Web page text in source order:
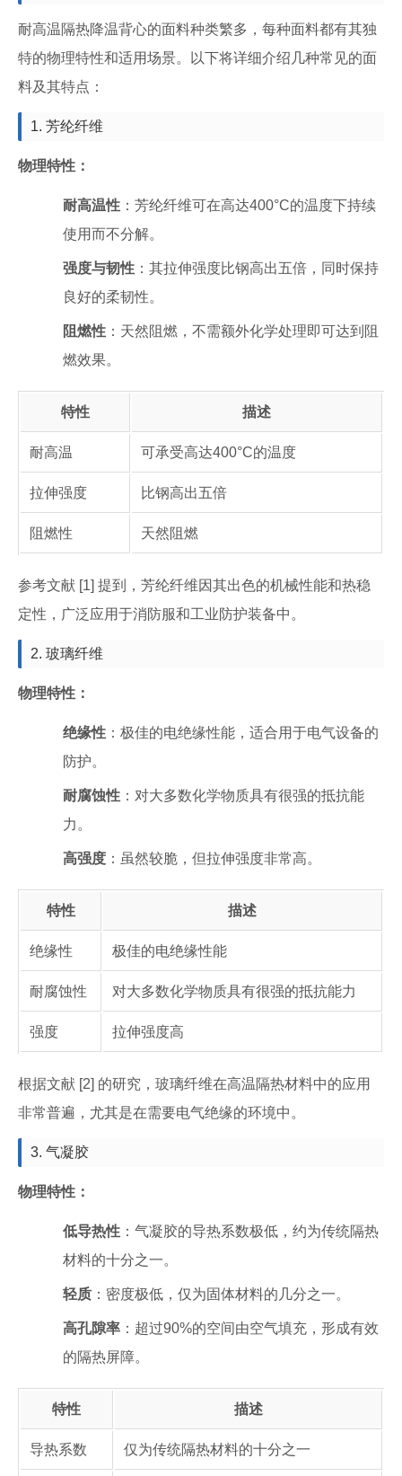
耐高温隔热降温背心的面料种类繁多，每种面料都有其独
特的物理特性和适用场景。以下将详细介绍几种常见的面
料及其特点：
1. 芳纶纤维
物理特性：
耐高温性 ：芳纶纤维可在高达400°C的温度下持续
使用而不分解。
强度与韧性 ：其拉伸强度比钢高出五倍，同时保持
良好的柔韧性。
阻燃性 ：天然阻燃，不需额外化学处理即可达到阻
燃效果。
特性 描述
耐高温 可承受高达400°C的温度
拉伸强度 比钢高出五倍
阻燃性 天然阻燃
参考文献 [1] 提到，芳纶纤维因其出色的机械性能和热稳
定性，广泛应用于消防服和工业防护装备中。
2. 玻璃纤维
物理特性：
绝缘性 ：极佳的电绝缘性能，适合用于电气设备的
防护。
耐腐蚀性 ：对大多数化学物质具有很强的抵抗能
力。
高强度 ：虽然较脆，但拉伸强度非常高。
特性 描述
绝缘性 极佳的电绝缘性能
耐腐蚀性 对大多数化学物质具有很强的抵抗能力
强度 拉伸强度高
根据文献 [2] 的研究，玻璃纤维在高温隔热材料中的应用
非常普遍，尤其是在需要电气绝缘的环境中。
3. 气凝胶
物理特性：
低导热性 ：气凝胶的导热系数极低，约为传统隔热
材料的十分之一。
轻质 ：密度极低，仅为固体材料的几分之一。
高孔隙率 ：超过90%的空间由空气填充，形成有效
的隔热屏障。
特性 描述
导热系数 仅为传统隔热材料的十分之一